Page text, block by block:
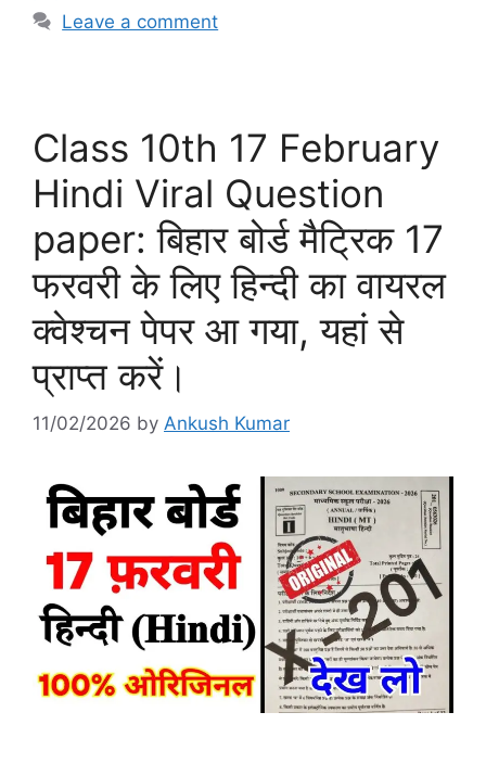
Leave a comment
Class 10th 17 February
Hindi Viral Question
paper: बिहार बोर्ड मैट्रिक 17
फरवरी के लिए हिन्दी का वायरल
क्वेश्चन पेपर आ गया, यहां से
प्राप्त करें।
11/02/2026 by Ankush Kumar